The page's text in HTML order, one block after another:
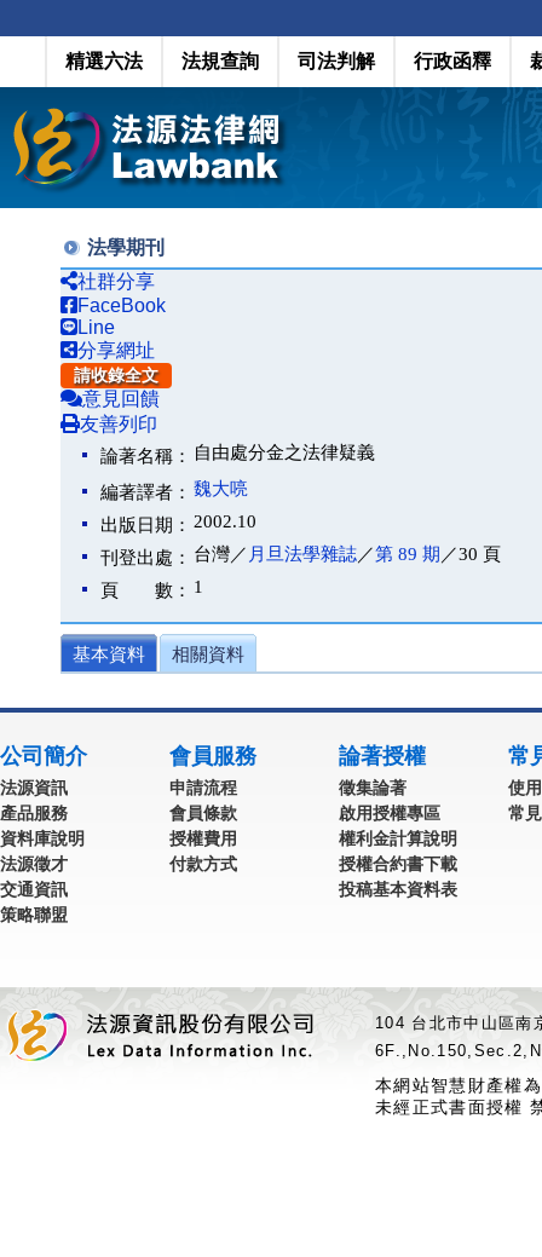
精選六法 法規查詢 司法判解 行政函釋
法學期刊
社群分享
FaceBook
Line
分享網址
請收錄全文
意見回饋
友善列印
論著名稱： 自由處分金之法律疑義
編著譯者： 魏大喨
出版日期： 2002.10
刊登出處： 台灣／ 月旦法學雜誌／第 89 期 ／30 頁
頁 數： 1
基本資料 相關資料
公司簡介
法源資訊
產品服務
資料庫說明
法源徵才
交通資訊
策略聯盟
會員服務
申請流程
會員條款
授權費用
付款方式
論著授權
徵集論著
啟用授權專區
權利金計算說明
授權合約書下載
投稿基本資料表
常
使
常
104 台北市中山區
本網站智慧財產權
未經正式書面授權